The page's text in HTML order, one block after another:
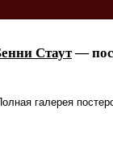
Стаут—
галерея